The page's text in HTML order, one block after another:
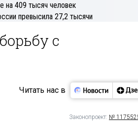
на 409 тысяч человек
превысила 27,2 тысячи
с
Читать нас в
Законопроект: №